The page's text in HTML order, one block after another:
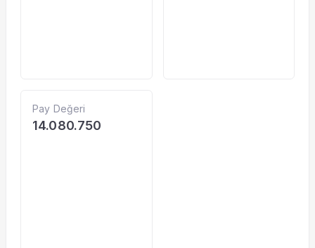
Pay Değeri
14.080.750